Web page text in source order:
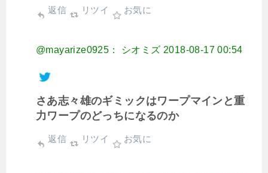
返信 リツイ お気に
@mayarize0925： シオミズ 2018-08-17 00:54
さあ志々雄のギミックはワープマインと重
力ワープのどっちになるのか
返信 リツイ お気に